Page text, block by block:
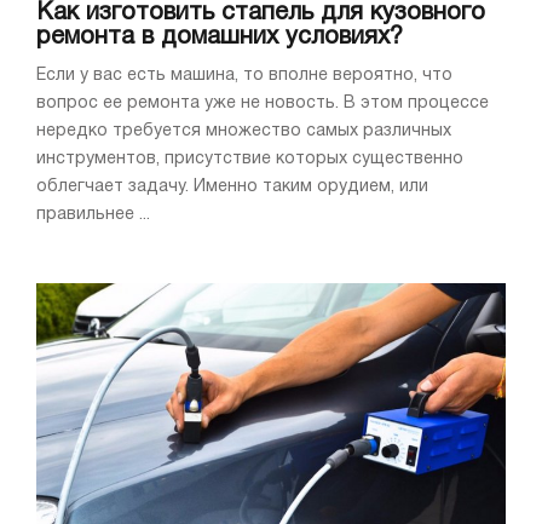
Как изготовить стапель для кузовного
ремонта в домашних условиях?
Если у вас есть машина, то вполне вероятно, что
вопрос ее ремонта уже не новость. В этом процессе
нередко требуется множество самых различных
инструментов, присутствие которых существенно
облегчает задачу. Именно таким орудием, или
правильнее ...